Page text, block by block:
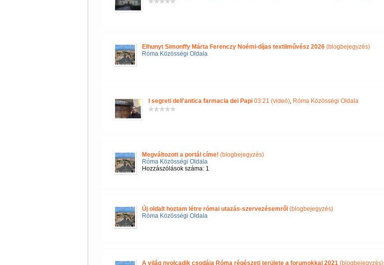
Elhunyt Simonffy Márta Ferenczy Noémi-díjas textilművész 2026(blogbejegyzés)
Róma Közösségi Oldala
I segreti dell'antica farmacia dei Papi03:21 (videó), Róma Közösségi Oldala
Megváltozott a portál címe! (blogbejegyzés)
Róma Közösségi Oldala
Hozzászólások száma: 1
Új oldalt hoztam létre római utazás-szervezésemről (blogbejegyzés)
Róma Közösségi Oldala
A világ nyolcadik csodája Róma régészeti területe a forumokkal 2021(blogbejegyzés)